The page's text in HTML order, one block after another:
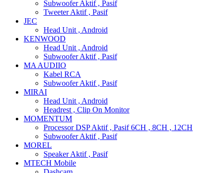
Subwoofer Aktif , Pasif
Tweeter Aktif , Pasif
JEC
Head Unit , Android
KENWOOD
Head Unit , Android
Subwoofer Aktif , Pasif
MA AUDIIO
Kabel RCA
Subwoofer Aktif , Pasif
MIRAI
Head Unit , Android
Headrest , Clip On Monitor
MOMENTUM
Processor DSP Aktif , Pasif 6CH , 8CH , 12CH
Subwoofer Aktif , Pasif
MOREL
Speaker Aktif , Pasif
MTECH Mobile